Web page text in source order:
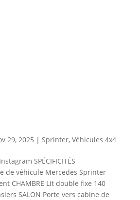
29, 2025 | Sprinter, Véhicules 4x4
SPÉCIFICITÉS
de véhicule Mercedes Sprinter
CHAMBRE Lit double fixe 140
SALON Porte vers cabine de